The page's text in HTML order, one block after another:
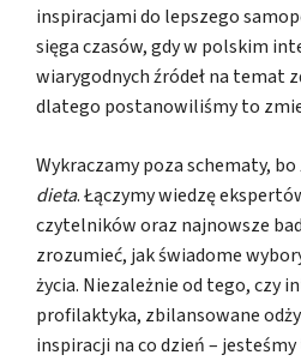
inspiracjami do lepszego
sięga czasów, gdy w polskim
wiarygodnych źródeł na temat
dlatego postanowiliśmy to
Wykraczamy poza schematy, bo
dieta. Łączymy wiedzę
czytelników oraz najnowsze
zrozumieć, jak świadome
życia. Niezależnie od tego, czy
profilaktyka, zbilansowane
inspiracji na co dzień –